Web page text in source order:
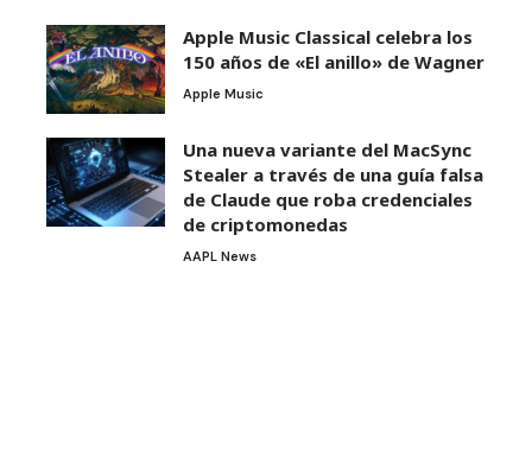
Apple Music Classical celebra los
150 años de «El anillo» de Wagner
Apple Music
Una nueva variante del MacSync
Stealer a través de una guía falsa
de Claude que roba credenciales
de criptomonedas
AAPL News